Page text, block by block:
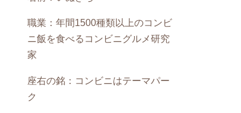
職業：年間1500種類以上のコンビ
ニ飯を食べるコンビニグルメ研究
家
座右の銘：コンビニはテーマパー
ク